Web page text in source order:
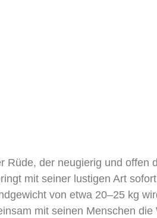
Rüde, der neugierig und offen
mit seiner lustigen Art
von etwa 20–25 kg
mit seinen Menschen die